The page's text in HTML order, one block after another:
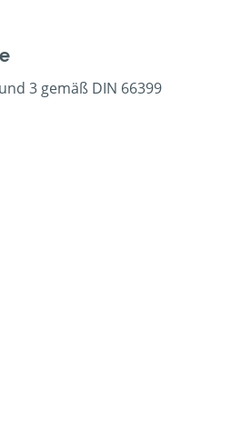
3 gemäß DIN 66399